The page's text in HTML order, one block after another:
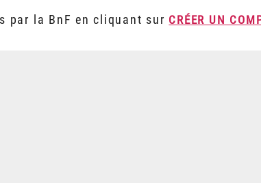
par la BnF en cliquant sur CRÉER UN